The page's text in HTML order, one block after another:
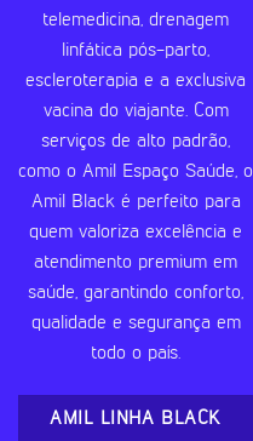
telemedicina, drenagem
linfática pós-parto,
escleroterapia e a exclusiva
vacina do viajante. Com
serviços de alto padrão,
como o Amil Espaço Saúde, o
Amil Black é perfeito para
quem valoriza excelência e
atendimento premium em
saúde, garantindo conforto,
qualidade e segurança em
todo o país.
AMIL LINHA BLACK